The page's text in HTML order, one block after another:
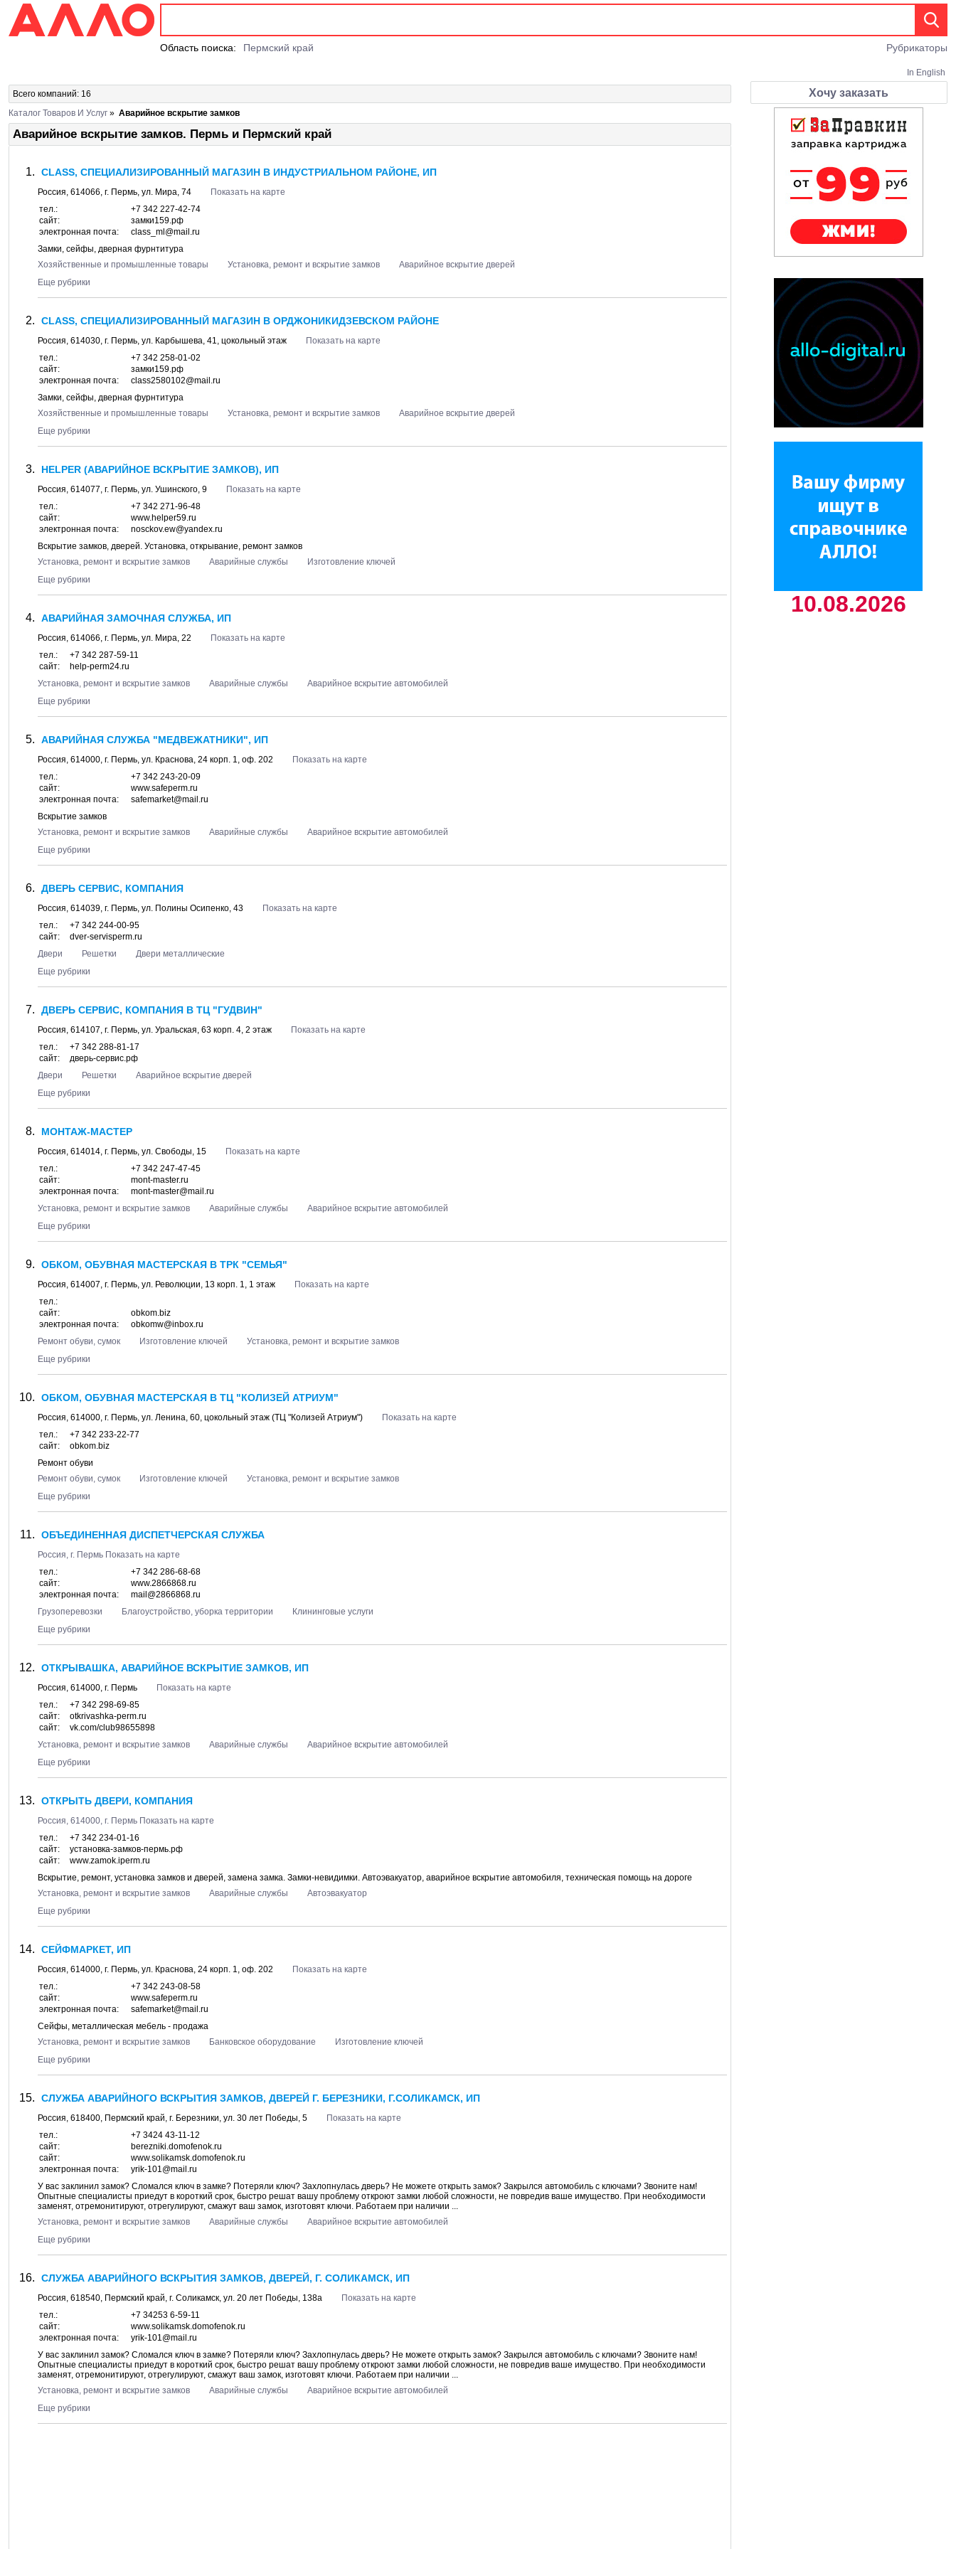
Рубрикаторы
Область поиска: Пермский край
In English
Всего компаний: 16
Каталог Товаров И Услуг » Аварийное вскрытие замков
Аварийное вскрытие замков. Пермь и Пермский край
CLASS, СПЕЦИАЛИЗИРОВАННЫЙ МАГАЗИН В ИНДУСТРИАЛЬНОМ РАЙОНЕ, ИП
Россия, 614066, г. Пермь, ул. Мира, 74
Показать на карте
тел.:
+7 342 227-42-74
сайт:
замки159.рф
электронная почта:
class_ml@mail.ru
Замки, сейфы, дверная фурнтитура
Хозяйственные и промышленные товары
Установка, ремонт и вскрытие замков
Аварийное вскрытие дверей
Еще рубрики
CLASS, СПЕЦИАЛИЗИРОВАННЫЙ МАГАЗИН В ОРДЖОНИКИДЗЕВСКОМ РАЙОНЕ
Россия, 614030, г. Пермь, ул. Карбышева, 41, цокольный этаж
Показать на карте
тел.:
+7 342 258-01-02
сайт:
замки159.рф
электронная почта:
class2580102@mail.ru
Замки, сейфы, дверная фурнтитура
Хозяйственные и промышленные товары
Установка, ремонт и вскрытие замков
Аварийное вскрытие дверей
Еще рубрики
HELPER (АВАРИЙНОЕ ВСКРЫТИЕ ЗАМКОВ), ИП
Россия, 614077, г. Пермь, ул. Ушинского, 9
Показать на карте
тел.:
+7 342 271-96-48
сайт:
www.helper59.ru
электронная почта:
nosckov.ew@yandex.ru
Вскрытие замков, дверей. Установка, открывание, ремонт замков
Установка, ремонт и вскрытие замков
Аварийные службы
Изготовление ключей
Еще рубрики
АВАРИЙНАЯ ЗАМОЧНАЯ СЛУЖБА, ИП
Россия, 614066, г. Пермь, ул. Мира, 22
Показать на карте
тел.:
+7 342 287-59-11
сайт:
help-perm24.ru
Установка, ремонт и вскрытие замков
Аварийные службы
Аварийное вскрытие автомобилей
Еще рубрики
АВАРИЙНАЯ СЛУЖБА "МЕДВЕЖАТНИКИ", ИП
Россия, 614000, г. Пермь, ул. Краснова, 24 корп. 1, оф. 202
Показать на карте
тел.:
+7 342 243-20-09
сайт:
www.safeperm.ru
электронная почта:
safemarket@mail.ru
Вскрытие замков
Установка, ремонт и вскрытие замков
Аварийные службы
Аварийное вскрытие автомобилей
Еще рубрики
ДВЕРЬ СЕРВИС, КОМПАНИЯ
Россия, 614039, г. Пермь, ул. Полины Осипенко, 43
Показать на карте
тел.:
+7 342 244-00-95
сайт:
dver-servisperm.ru
Двери
Решетки
Двери металлические
Еще рубрики
ДВЕРЬ СЕРВИС, КОМПАНИЯ В ТЦ "ГУДВИН"
Россия, 614107, г. Пермь, ул. Уральская, 63 корп. 4, 2 этаж
Показать на карте
тел.:
+7 342 288-81-17
сайт:
дверь-сервис.рф
Двери
Решетки
Аварийное вскрытие дверей
Еще рубрики
МОНТАЖ-МАСТЕР
Россия, 614014, г. Пермь, ул. Свободы, 15
Показать на карте
тел.:
+7 342 247-47-45
сайт:
mont-master.ru
электронная почта:
mont-master@mail.ru
Установка, ремонт и вскрытие замков
Аварийные службы
Аварийное вскрытие автомобилей
Еще рубрики
ОБКОМ, ОБУВНАЯ МАСТЕРСКАЯ В ТРК "СЕМЬЯ"
Россия, 614007, г. Пермь, ул. Революции, 13 корп. 1, 1 этаж
Показать на карте
тел.:
сайт:
obkom.biz
электронная почта:
obkomw@inbox.ru
Ремонт обуви, сумок
Изготовление ключей
Установка, ремонт и вскрытие замков
Еще рубрики
ОБКОМ, ОБУВНАЯ МАСТЕРСКАЯ В ТЦ "КОЛИЗЕЙ АТРИУМ"
Россия, 614000, г. Пермь, ул. Ленина, 60, цокольный этаж (ТЦ "Колизей Атриум")
Показать на карте
тел.:
+7 342 233-22-77
сайт:
obkom.biz
Ремонт обуви
Ремонт обуви, сумок
Изготовление ключей
Установка, ремонт и вскрытие замков
Еще рубрики
ОБЪЕДИНЕННАЯ ДИСПЕТЧЕРСКАЯ СЛУЖБА
Россия, г. Пермь Показать на карте
тел.:
+7 342 286-68-68
сайт:
www.2866868.ru
электронная почта:
mail@2866868.ru
Грузоперевозки
Благоустройство, уборка территории
Клининговые услуги
Еще рубрики
ОТКРЫВАШКА, АВАРИЙНОЕ ВСКРЫТИЕ ЗАМКОВ, ИП
Россия, 614000, г. Пермь
Показать на карте
тел.:
+7 342 298-69-85
сайт:
otkrivashka-perm.ru
сайт:
vk.com/club98655898
Установка, ремонт и вскрытие замков
Аварийные службы
Аварийное вскрытие автомобилей
Еще рубрики
ОТКРЫТЬ ДВЕРИ, КОМПАНИЯ
Россия, 614000, г. Пермь Показать на карте
тел.:
+7 342 234-01-16
сайт:
установка-замков-пермь.рф
сайт:
www.zamok.iperm.ru
Вскрытие, ремонт, установка замков и дверей, замена замка. Замки-невидимки. Автоэвакуатор, аварийное вскрытие автомобиля, техническая помощь на дороге
Установка, ремонт и вскрытие замков
Аварийные службы
Автоэвакуатор
Еще рубрики
СЕЙФМАРКЕТ, ИП
Россия, 614000, г. Пермь, ул. Краснова, 24 корп. 1, оф. 202
Показать на карте
тел.:
+7 342 243-08-58
сайт:
www.safeperm.ru
электронная почта:
safemarket@mail.ru
Сейфы, металлическая мебель - продажа
Установка, ремонт и вскрытие замков
Банковское оборудование
Изготовление ключей
Еще рубрики
СЛУЖБА АВАРИЙНОГО ВСКРЫТИЯ ЗАМКОВ, ДВЕРЕЙ Г. БЕРЕЗНИКИ, Г.СОЛИКАМСК, ИП
Россия, 618400, Пермский край, г. Березники, ул. 30 лет Победы, 5
Показать на карте
тел.:
+7 3424 43-11-12
сайт:
berezniki.domofenok.ru
сайт:
www.solikamsk.domofenok.ru
электронная почта:
yrik-101@mail.ru
У вас заклинил замок? Сломался ключ в замке? Потеряли ключ? Захлопнулась дверь? Не можете открыть замок? Закрылся автомобиль с ключами? Звоните нам!
Опытные специалисты приедут в короткий срок, быстро решат вашу проблему откроют замки любой сложности, не повредив ваше имущество. При необходимости
заменят, отремонитируют, отрегулируют, смажут ваш замок, изготовят ключи. Работаем при наличии ...
Установка, ремонт и вскрытие замков
Аварийные службы
Аварийное вскрытие автомобилей
Еще рубрики
СЛУЖБА АВАРИЙНОГО ВСКРЫТИЯ ЗАМКОВ, ДВЕРЕЙ, Г. СОЛИКАМСК, ИП
Россия, 618540, Пермский край, г. Соликамск, ул. 20 лет Победы, 138а
Показать на карте
тел.:
+7 34253 6-59-11
сайт:
www.solikamsk.domofenok.ru
электронная почта:
yrik-101@mail.ru
У вас заклинил замок? Сломался ключ в замке? Потеряли ключ? Захлопнулась дверь? Не можете открыть замок? Закрылся автомобиль с ключами? Звоните нам!
Опытные специалисты приедут в короткий срок, быстро решат вашу проблему откроют замки любой сложности, не повредив ваше имущество. При необходимости
заменят, отремонитируют, отрегулируют, смажут ваш замок, изготовят ключи. Работаем при наличии ...
Установка, ремонт и вскрытие замков
Аварийные службы
Аварийное вскрытие автомобилей
Еще рубрики
Хочу заказать
10.08.2026